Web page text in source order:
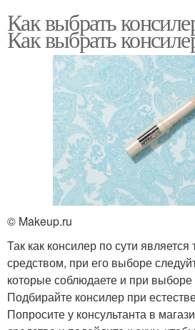
Как выбрать
Как выбрать
© Makeup.ru
Так как консилер по сути
средством, при его выборе
которые соблюдаете и при выборе
Подбирайте консилер при
Попросите у консультанта в